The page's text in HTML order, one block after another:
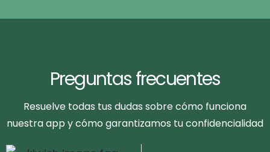
Preguntas frecuentes
Resuelve todas tus dudas sobre cómo funciona
nuestra app y cómo garantizamos tu confidencialidad